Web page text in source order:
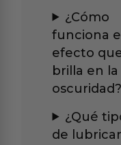
¿Cómo
funciona
efecto
brilla en la
oscuridad?
¿Qué
de